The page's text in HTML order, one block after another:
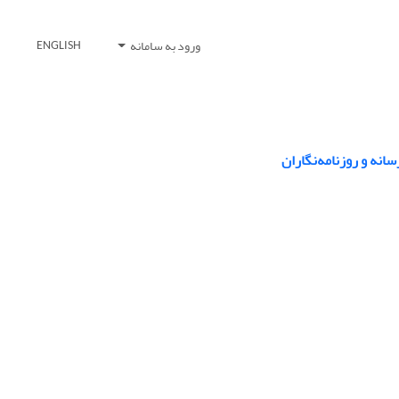
ورود به سامانه ENGLISH
و روزنامه‌نگاران